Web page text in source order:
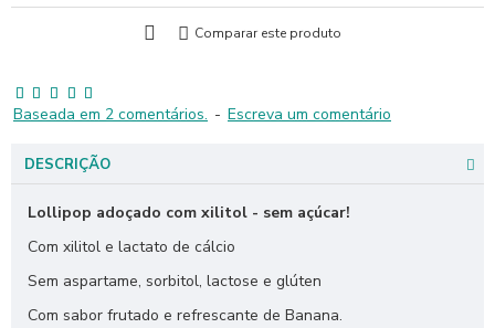
Baseada em 2 comentários. - Escreva um comentário
Comparar este produto
DESCRIÇÃO
Lollipop adoçado com xilitol - sem açúcar!
Com xilitol e lactato de cálcio
Sem aspartame, sorbitol, lactose e glúten
Com sabor frutado e refrescante de Banana.